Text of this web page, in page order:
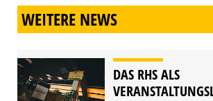
WEITERE NEWS
DAS RHS ALS